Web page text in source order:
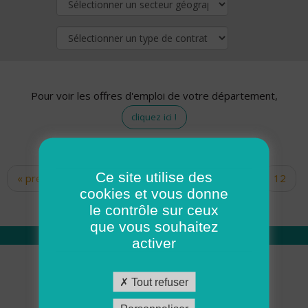
Pour voir les offres d'emploi de votre département,
cliquez ici !
Pages
« premier ‹ précédent … 10
12
14 15 16 17
Qui sommes nous
Académie ADMR
Ce site utilise des
cookies et vous donne
le contrôle sur ceux
que vous souhaitez
activer
Tout refuser